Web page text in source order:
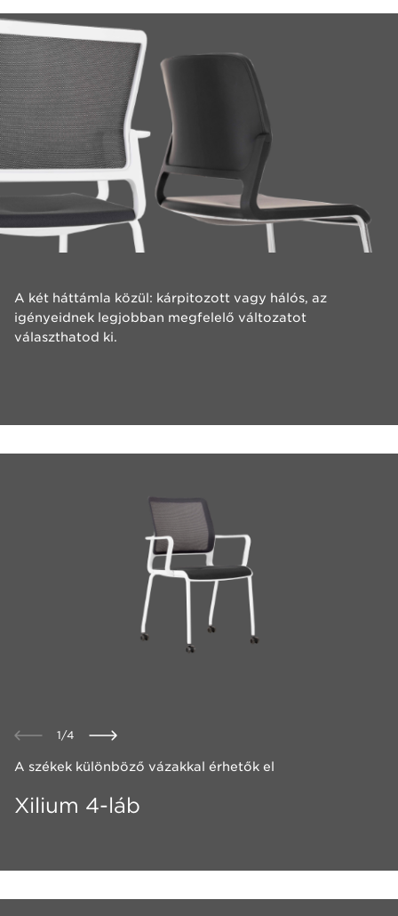
​A két háttámla közül: kárpitozott vagy hálós, az
igényeidnek legjobban megfelelő változatot
választhatod ki.
1/4
A székek különböző vázakkal érhetők el
Xilium 4-láb